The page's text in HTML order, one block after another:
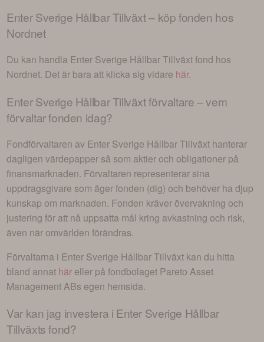
Enter Sverige Hållbar Tillväxt– köp fonden hos
Nordnet
Du kan handla Enter Sverige Hållbar Tillväxtfond hos
Nordnet. Det är bara att klicka sig vidare här.
Enter Sverige Hållbar Tillväxtförvaltare – vem
förvaltar fonden idag?
Fondförvaltaren av Enter Sverige Hållbar Tillväxt hanterar
dagligen värdepapper så som aktier och obligationer på
finansmarknaden. Förvaltaren representerar sina
uppdragsgivare som äger fonden (dig) och behöver ha djup
kunskap om marknaden. Fonden kräver övervakning och
justering för att nå uppsatta mål kring avkastning och risk,
även när omvärlden förändras.
Förvaltarna i Enter Sverige Hållbar Tillväxt kan du hitta
bland annat här eller på fondbolaget Pareto Asset
Management ABs egen hemsida.
Var kan jag investera i Enter Sverige Hållbar
Tillväxts fond?